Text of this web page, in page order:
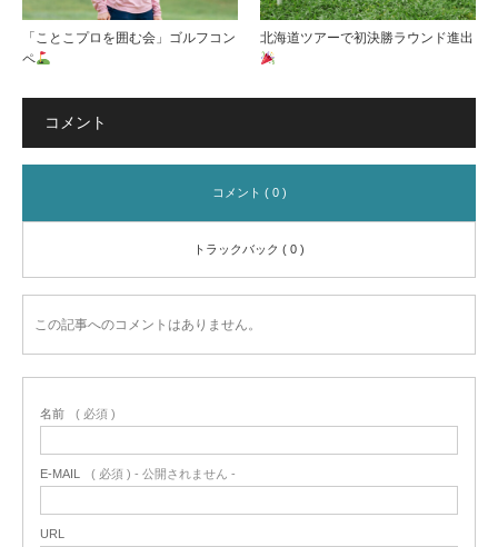
「ことこプロを囲む会」ゴルフコン
ペ
北海道ツアーで初決勝ラウンド進出
コメント
コメント ( 0 )
トラックバック ( 0 )
この記事へのコメントはありません。
名前 ( 必須 )
E-MAIL ( 必須 ) - 公開されません -
URL